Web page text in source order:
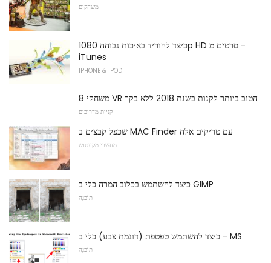
משחקים
כיצד להוריד באיכות גבוהה 1080p HD סרטים מ -
iTunes
IPHONE & IPOD
8 משחקי VR הטוב ביותר לקנות בשנת 2018 ללא בקר
קניית מדריכים
שכפל קבצים ב MAC Finder עם טריקים אלה
מחשבי מקינטוש
כיצד להשתמש בכלוב המרה כלי ב GIMP
תוֹכנָה
כיצד להשתמש טפטפת (דוגמת צבע) כלי ב - MS
תוֹכנָה